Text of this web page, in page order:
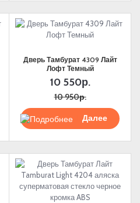
Дверь Тамбурат 4309 Лайт
Лофт Темный
10 550р.
10 950р.
Подробнее